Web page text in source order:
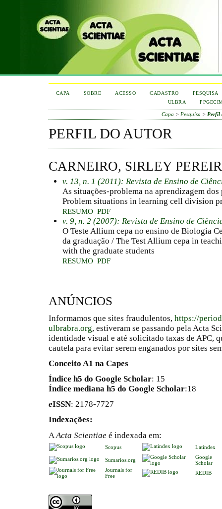
CAPA SOBRE ACESSO CADASTRO
PESQUISA
ULBRA
Capa > Pesquisa > Perfil
PERFIL DO AUTOR
CARNEIRO, SIRLEY
v. 13, n. 1 (2011): Revista de Ensino de
As situações-problema na aprendizagem
Problem situations in learning cell division
RESUMO PDF
v. 9, n. 2 (2007): Revista de Ensino de
O Teste Allium cepa no ensino de Biologia
da graduação / The Test Allium cepa in
with the graduate students
RESUMO PDF
ANÚNCIOS
Informamos que sites fraudulentos, https://
ulbrabra.org, estiveram se passando pela Acta
identidade visual e até solicitado taxas de APC,
cautela para evitar serem enganados por sites
Conceito A1 na Capes
Índice h5 do Google Scholar: 15
Índice mediana h5 do Google Scholar:18
eISSN: 2178-7727
Indexações:
A Acta Scientiae é indexada em:
Scopus Latindex
Sumarios.org
Google
Scholar
Journals for
Free
REDIB